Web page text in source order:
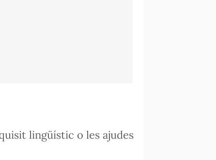
lingüístic o les ajudes